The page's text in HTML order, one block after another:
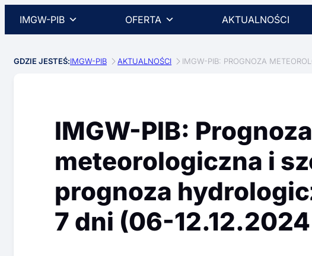
IMGW-PIB OFERTA AKTUALNOŚCI
GDZIE JESTEŚ:IMGW-PIB AKTUALNOŚCI IMGW-PIB: PROGNOZA
IMGW-PIB: Prognoza
meteorologiczna i
prognoza
7 dni (06-